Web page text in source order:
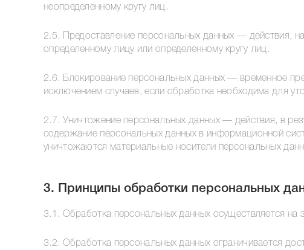
неопределенному кругу лиц.
2.5. Предоставление персональных данных — действия,
определенному лицу или определенному кругу лиц.
2.6. Блокирование персональных данных — временное
исключением случаев, если обработка необходима для
2.7. Уничтожение персональных данных — действия, в
содержание персональных данных в информационной
уничтожаются материальные носители персональных
3. Принципы обработки персональных
3.1. Обработка персональных данных осуществляется на
3.2. Обработка персональных данных ограничивается